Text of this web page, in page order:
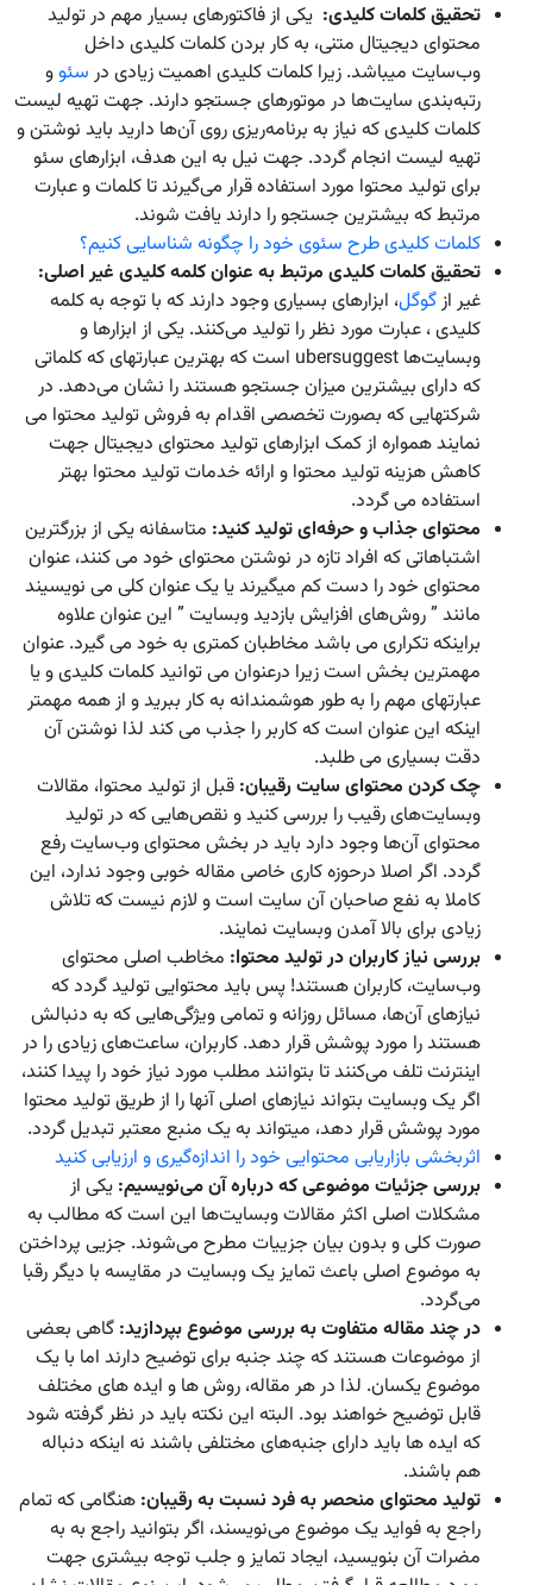
تحقیق کلمات کلیدی: یکی از فاکتورهای بسیار مهم در تولید
محتوای دیجیتال متنی، به کار بردن کلمات کلیدی داخل
وب‌سایت میباشد. زیرا کلمات کلیدی اهمیت زیادی در سئوو
رتبه‌بندی سایت‌ها در موتورهای جستجو دارند. جهت تهیه لیست
کلمات کلیدی که نیاز به برنامه‌ریزی روی آن‌ها دارید باید نوشتن و
تهیه لیست انجام گردد. جهت نیل به این هدف، ابزارهای سئو
برای تولید محتوا مورد استفاده قرار می‌گیرند تا کلمات و عبارت
مرتبط که بیشترین جستجو را دارند یافت شوند.
کلمات کلیدی طرح سئوی خود را چگونه شناسایی کنیم؟
تحقیق کلمات کلیدی مرتبط به عنوان کلمه کلیدی غیر اصلی:
غیر ازگوگل، ابزارهای بسیاری وجود دارند که با توجه به کلمه
کلیدی ، عبارت مورد نظر را تولید می‌کنند. یکی از ابزارها و
وبسایت‌ها ubersuggest است که بهترین عبارتهای که کلماتی
که دارای بیشترین میزان جستجو هستند را نشان می‌دهد. در
شرکتهایی که بصورت تخصصی اقدام به فروش تولید محتوا می
نمایند همواره از کمک ابزارهای تولید محتوای دیجیتال جهت
کاهش هزینه تولید محتوا و ارائه خدمات تولید محتوا بهتر
استفاده می گردد.
محتوای جذاب و حرفه‌ای تولید کنید: متاسفانه یکی از بزرگترین
اشتباهاتی که افراد تازه در نوشتن محتوای خود می کنند، عنوان
محتوای خود را دست کم میگیرند یا یک عنوان کلی می نویسیند
مانند ” روش‌های افزایش بازدید وبسایت ” این عنوان علاوه
براینکه تکراری می باشد مخاطبان کمتری به خود می گیرد. عنوان
مهمترین بخش است زیرا درعنوان می توانید کلمات کلیدی و یا
عبارتهای مهم را به طور هوشمندانه به کار ببرید و از همه مهمتر
اینکه این عنوان است که کاربر را جذب می کند لذا نوشتن آن
دقت بسیاری می طلبد.
چک کردن محتوای سایت رقیبان: قبل از تولید محتوا، مقالات
وبسایت‌های رقیب را بررسی کنید و نقص‌هایی که در تولید
محتوای آن‌ها وجود دارد باید در بخش محتوای وب‌سایت رفع
گردد. اگر اصلا درحوزه کاری خاصی مقاله خوبی وجود ندارد، این
کاملا به نفع صاحبان آن سایت است و لازم نیست که تلاش
زیادی برای بالا آمدن وبسایت نمایند.
بررسی نیاز کاربران در تولید محتوا: مخاطب اصلی محتوای
وب‌سایت، کاربران هستند! پس باید محتوایی تولید گردد که
نیازهای آن‌ها، مسائل روزانه و تمامی ویژگی‌هایی که به دنبالش
هستند را مورد پوشش قرار دهد. کاربران، ساعت‌های زیادی را در
اینترنت تلف می‌کنند تا بتوانند مطلب مورد نیاز خود را پیدا کنند،
اگر یک وبسایت بتواند نیازهای اصلی آنها را از طریق تولید محتوا
مورد پوشش قرار دهد، میتواند به یک منبع معتبر تبدیل گردد.
اثربخشی بازاریابی محتوایی خود را اندازه‌گیری و ارزیابی کنید
بررسی جزئیات موضوعی که درباره آن می‌نویسیم: یکی از
مشکلات اصلی اکثر مقالات وبسایت‌ها این است که مطالب به
صورت کلی و بدون بیان جزییات مطرح می‌شوند. جزیی پرداختن
به موضوع اصلی باعث تمایز یک وبسایت در مقایسه با دیگر رقبا
می‌گردد.
در چند مقاله متفاوت به بررسی موضوع بپردازید: گاهی بعضی
از موضوعات هستند که چند جنبه برای توضیح دارند اما با یک
موضوع یکسان. لذا در هر مقاله، روش ها و ایده های مختلف
قابل توضیح خواهند بود. البته این نکته باید در نظر گرفته شود
که ایده ها باید دارای جنبه‌های مختلفی باشند نه اینکه دنباله
هم باشند.
تولید محتوای منحصر به فرد نسبت به رقیبان: هنگامی که تمام
راجع به فواید یک موضوع می‌نویسند، اگر بتوانید راجع به به
مضرات آن بنویسید، ایجاد تمایز و جلب توجه بیشتری جهت